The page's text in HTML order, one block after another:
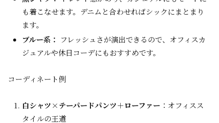
も着こなせます。デニムと合わせればシックにまとまり
ます。
ブルー系： フレッシュさが演出できるので、オフィスカ
ジュアルや休日コーデにもおすすめです。
コーディネート例
白シャツ×テーパードパンツ＋ローファー ：オフィスス
タイルの王道